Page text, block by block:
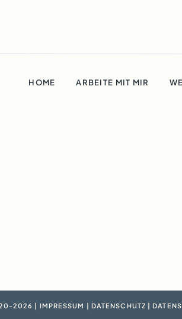
2026 | IMPRESSUM | DATENSCHUTZ |
ARBEITE MIT MIR
HOME